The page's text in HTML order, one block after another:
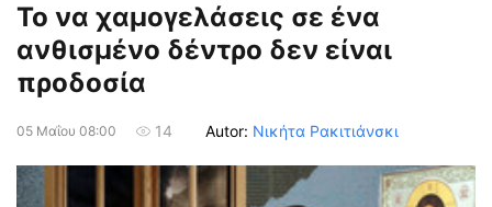
Το να χαμογελάσεις σε ένα
ανθισμένο δέντρο δεν είναι
προδοσία
05 Μαΐου 08:00 14 Autor: Νικήτα Ρακιτιάνσκι